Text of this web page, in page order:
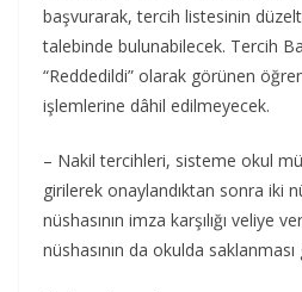
başvurarak, tercih listesinin
talebinde bulunabilecek. Tercih
“Reddedildi” olarak görünen
işlemlerine dâhil edilmeyecek.
– Nakil tercihleri, sisteme okul
girilerek onaylandıktan sonra iki
nüshasının imza karşılığı veliye
nüshasının da okulda